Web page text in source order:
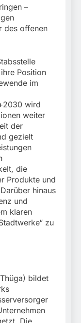
–
des offenen
Position
im
wird
weiter
der
gezielt
die
Produkte und
hinaus
und
klaren
zu
bildet